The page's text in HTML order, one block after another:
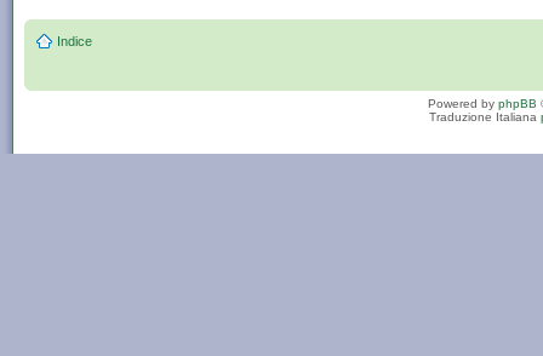
Indice
Powered by phpBB
Traduzione Italiana